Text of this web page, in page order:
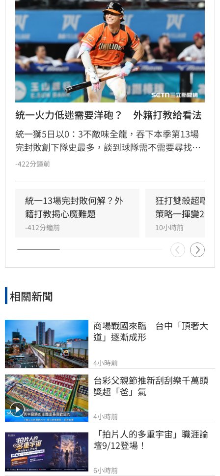
統一火力低迷需要洋砲？　外籍打教給看法
統一獅5日以0：3不敵味全龍，吞下本季第13場
完封敗創下隊史最多，談到球隊需不需要尋找洋
砲加強火力，外籍打擊教練馬修爾直言談補強不
-422分鐘前
統一13場完封敗何解？外
籍打教揭心魔難題
-412分鐘前
狂打雙殺超嘔
策略一揮變2分
10小時前
相關新聞
商場戰國來臨　台中「頂奢大
道」逐漸成形
4小時前
台彩父親節推新刮刮樂千萬頭
獎超「爸」氣
4小時前
「拍片人的多重宇宙」職涯論
壇9/12登場！
6小時前